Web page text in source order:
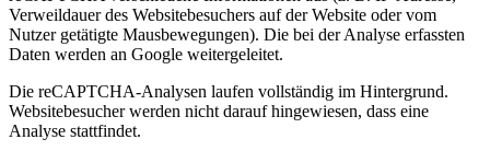
Verweildauer des Websitebesuchers auf der Website oder vom
Nutzer getätigte Mausbewegungen). Die bei der Analyse erfassten
Daten werden an Google weitergeleitet.
Die reCAPTCHA-Analysen laufen vollständig im Hintergrund.
Websitebesucher werden nicht darauf hingewiesen, dass eine
Analyse stattfindet.